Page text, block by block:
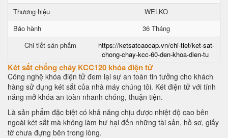
Thương hiệu
WELKO
Bảo hành
36 Tháng
Chi tiết sản phẩm
https://ketsatcaocap.vn/chi-tiet/ket-sat-
chong-chay-kcc-60-den-khoa-dien-tu
Két sắt chống cháy KCC120 khóa điện tử
Công nghệ khóa điện tử đem lại sự an toàn tin tưởng cho khách
hàng sử dụng két sắt của nhà máy chúng tôi. Két điện tử với tính
năng mở khóa an toàn nhanh chóng, thuận tiện.
Là sản phẩm đặc biệt có khả năng chịu được nhiệt độ cao bên
ngoài két sắt mà không làm hư hại đến những tài sản, hồ sơ, giấy
tờ chưa đựng bên trong lòng.